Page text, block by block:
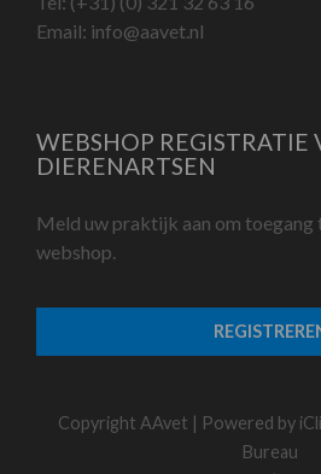
Email: info@aavet.nl
WEBSHOP REGISTRATIE
DIERENARTSEN
Meld uw praktijk aan om
webshop.
Copyright AAvet | Powered by
Bureau